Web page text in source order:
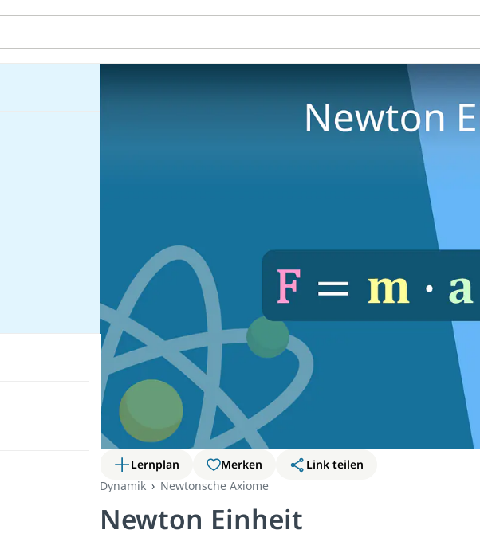
Lernplan Merken
Link teilen
Dynamik
Newtonsche Axiome
Newton Einheit